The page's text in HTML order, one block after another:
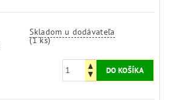
Skladom u dodávateľa
(1 ks)